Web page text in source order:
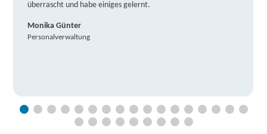
überrascht und habe einiges gelernt.
Monika Günter
Personalverwaltung